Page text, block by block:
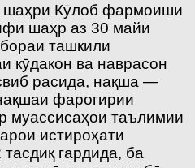
Кӯлоб фармоиши
шаҳр аз 30 майи
ташкили
кӯдакон ва наврасон
расида, нақша —
фарогирии
муассисаҳои таълимии
истироҳати
гардида, ба